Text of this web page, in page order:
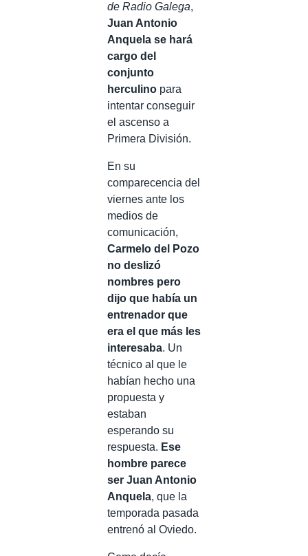
de Radio Galega,
Juan Antonio
Anquela se hará
cargo del
conjunto
herculino para
intentar conseguir
el ascenso a
Primera División.
En su
comparecencia del
viernes ante los
medios de
comunicación,
Carmelo del Pozo
no deslizó
nombres pero
dijo que había un
entrenador que
era el que más les
interesaba. Un
técnico al que le
habían hecho una
propuesta y
estaban
esperando su
respuesta. Ese
hombre parece
ser Juan Antonio
Anquela, que la
temporada pasada
entrenó al Oviedo.